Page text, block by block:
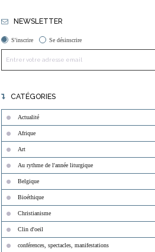
NEWSLETTER
S'inscrire Se désinscrire
CATÉGORIES
Actualité
Afrique
Art
Au rythme de l'année liturgique
Belgique
Bioéthique
Christianisme
Clin d'oeil
conférences, spectacles, manifestations